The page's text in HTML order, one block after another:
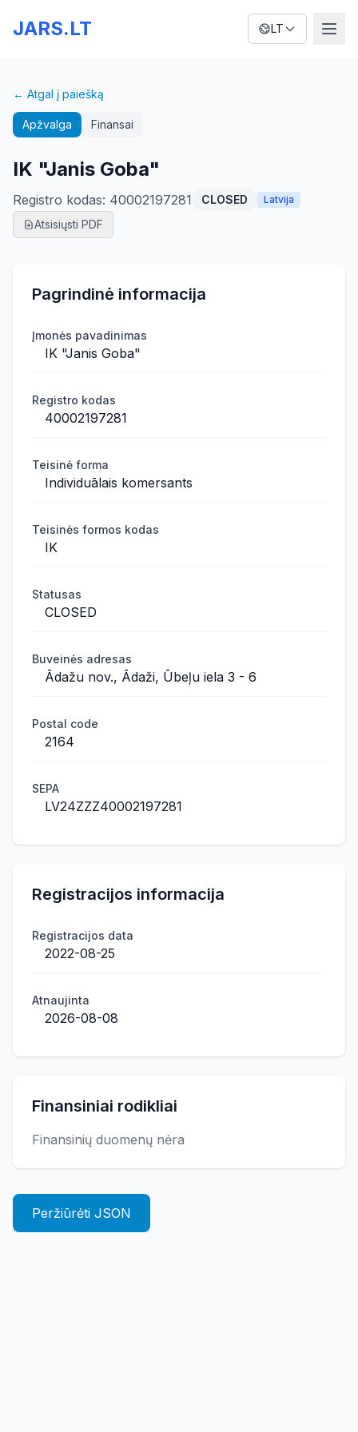
JARS.LT LT
← Atgal į paiešką
Apžvalga Finansai
IK "Janis Goba"
Registro kodas: 40002197281 CLOSED Latvija
Atsisiųsti PDF
Pagrindinė informacija
Įmonės pavadinimas
IK "Janis Goba"
Registro kodas
40002197281
Teisinė forma
Individuālais komersants
Teisinės formos kodas
IK
Statusas
CLOSED
Buveinės adresas
Ādažu nov., Ādaži, Ūbeļu iela 3 - 6
Postal code
2164
SEPA
LV24ZZZ40002197281
Registracijos informacija
Registracijos data
2022-08-25
Atnaujinta
2026-08-08
Finansiniai rodikliai
Finansinių duomenų nėra
Peržiūrėti JSON